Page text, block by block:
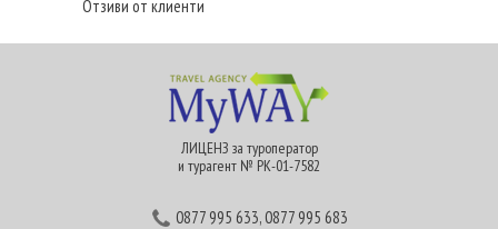
Отзиви от клиенти
ЛИЦЕНЗ за туроператор
и турагент № РК-01-7582
0877 995 633,0877 995 683